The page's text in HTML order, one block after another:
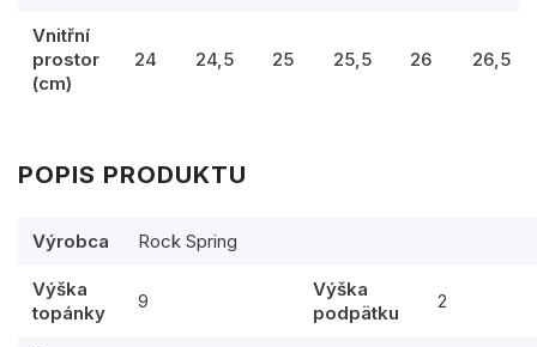
Vnitřní
prostor
(cm)
24 24,5 25 25,5 26 26,5
POPIS PRODUKTU
Výrobca Rock Spring
Výška
topánky
9
Výška
podpätku
2